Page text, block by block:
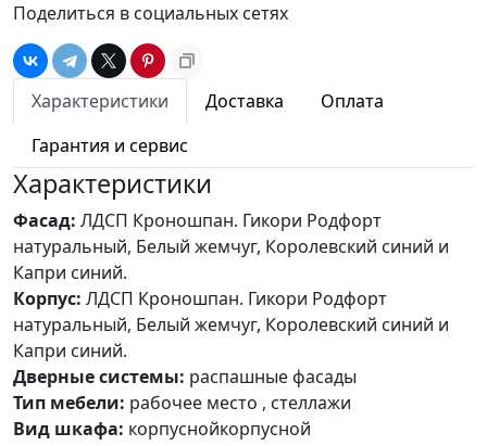
Поделиться в социальных сетях
Характеристики Доставка
Оплата
Гарантия и сервис
Характеристики
Фасад: ЛДСП Кроношпан. Гикори Родфорт
натуральный, Белый жемчуг, Королевский синий и
Капри синий.
Корпус: ЛДСП Кроношпан. Гикори Родфорт
натуральный, Белый жемчуг, Королевский синий и
Капри синий.
Дверные системы: распашные фасады
Тип мебели: рабочее место , стеллажи
Вид шкафа: корпуснойкорпусной